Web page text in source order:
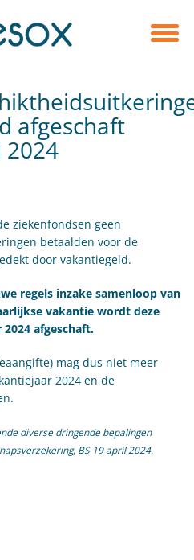
afgeschaft
ziekenfondsen geen
betaalden voor de
door vakantiegeld.
regels inzake samenloop van
vakantie wordt deze
afgeschaft.
mag dus niet meer
2024 en de
diverse dringende bepalingen
BS 19 april 2024.